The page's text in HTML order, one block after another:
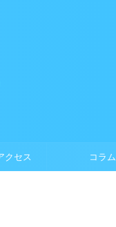
クセス コラム